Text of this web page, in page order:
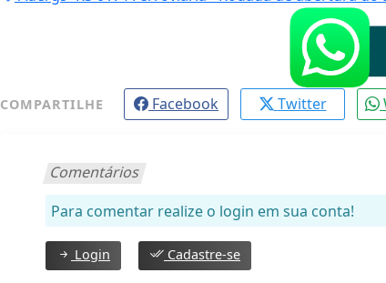
COMPARTILHE Facebook Twitter
Comentários
Para comentar realize o login em sua conta!
Login Cadastre-se